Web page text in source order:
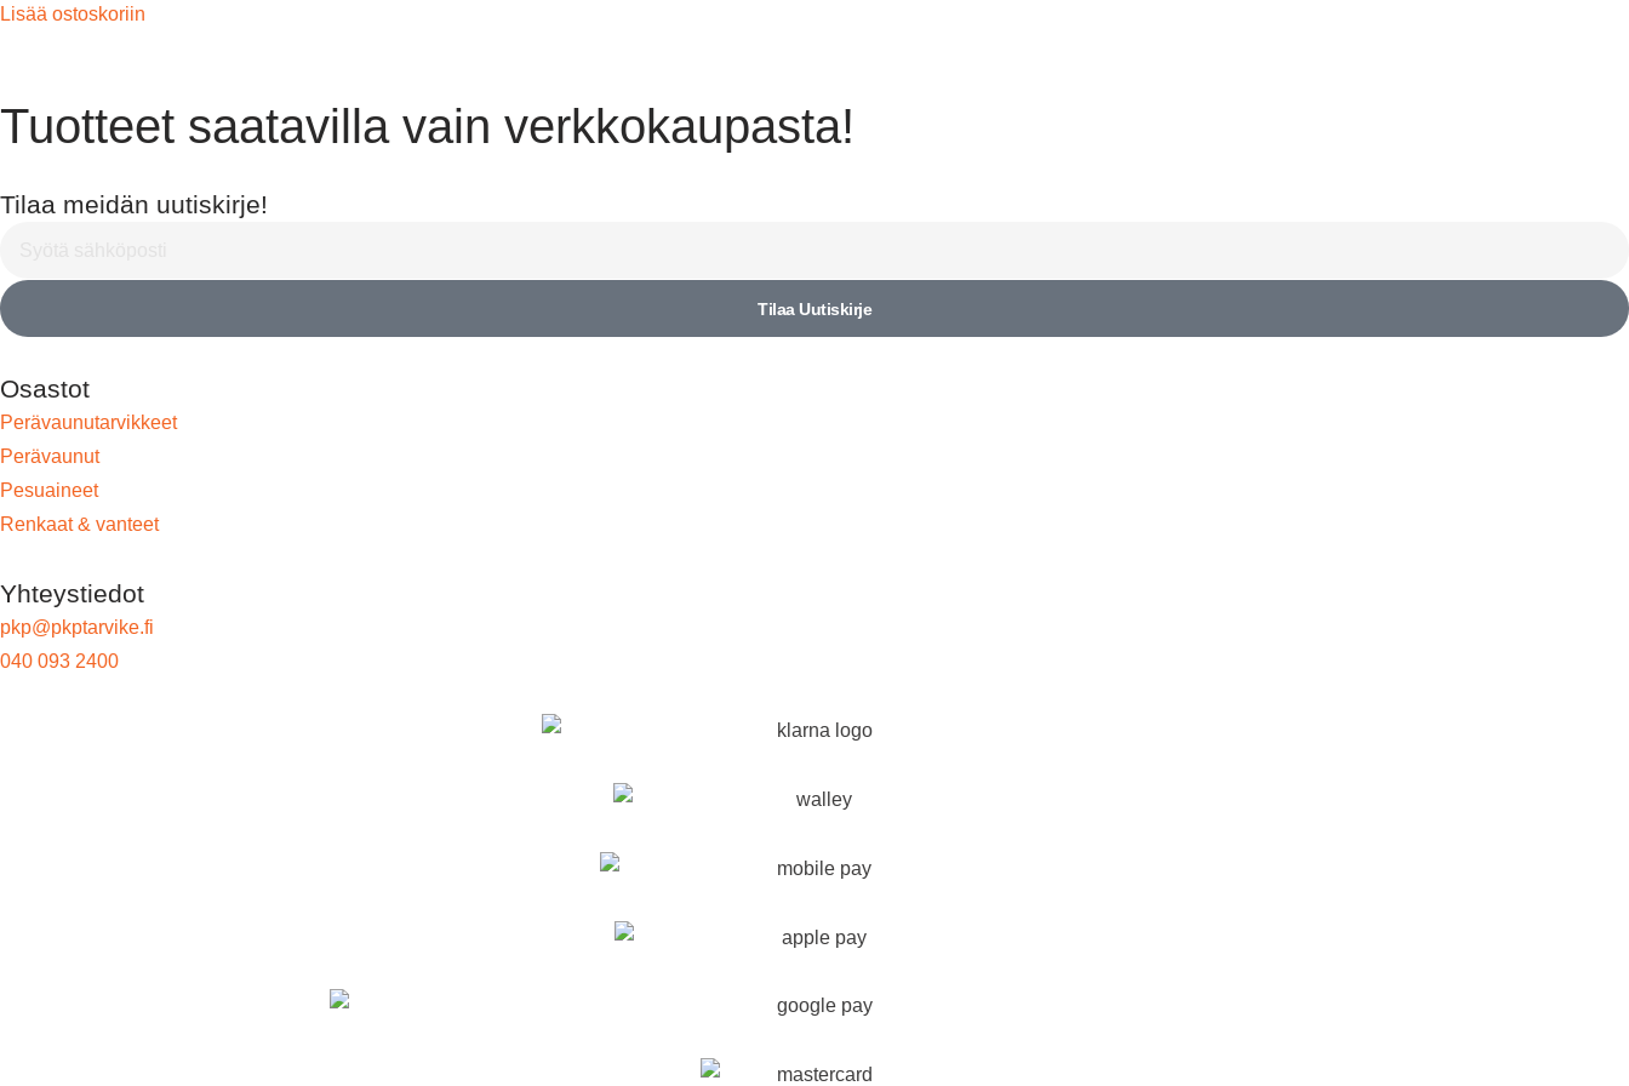
Lisää ostoskoriin
Tuotteet saatavilla vain verkkokaupasta!
Tilaa meidän uutiskirje!
Tilaa Uutiskirje
Osastot
Perävaunutarvikkeet
Perävaunut
Pesuaineet
Renkaat & vanteet
Yhteystiedot
pkp@pkptarvike.fi
040 093 2400